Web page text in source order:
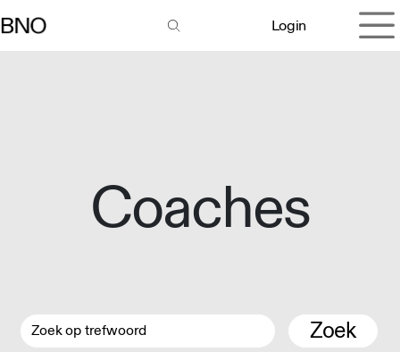
Login
Coaches
Zoek